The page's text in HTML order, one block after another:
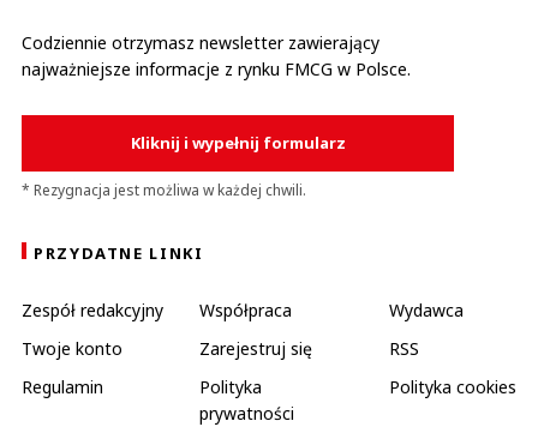
Codziennie otrzymasz newsletter zawierający
najważniejsze informacje z rynku FMCG w Polsce.
Kliknij i wypełnij formularz
* Rezygnacja jest możliwa w każdej chwili.
PRZYDATNE LINKI
Zespół redakcyjny Współpraca
Wydawca
Twoje konto
Zarejestruj się
RSS
Regulamin
Polityka
prywatności
Polityka cookies